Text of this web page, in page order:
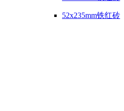
52x235mm铁红砖